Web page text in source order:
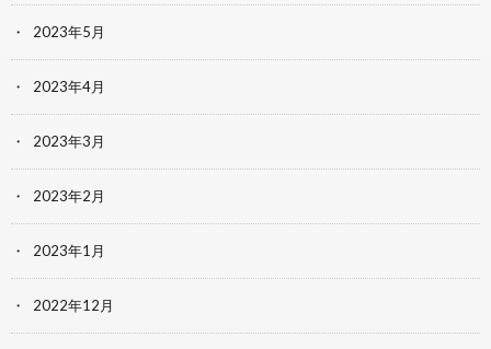
2023年5月
2023年4月
2023年3月
2023年2月
2023年1月
2022年12月